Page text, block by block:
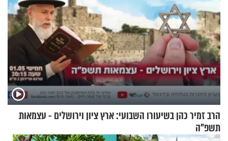
הרב זמיר כהן בשיעורו השבועי: ארץ ציון וירושלים - עצמאות
תשפ"ה